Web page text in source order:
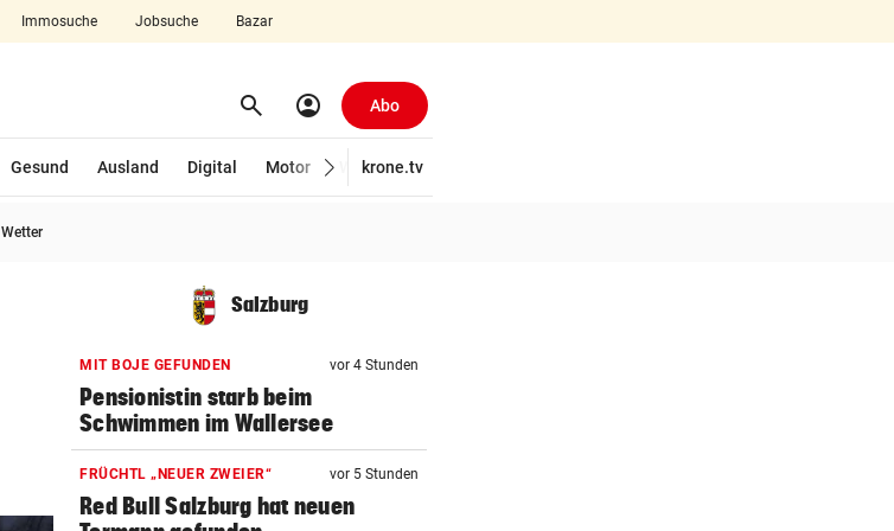
Immosuche Jobsuche Bazar
search Suchen
account_circle Abo
Gesund Ausland Digital Motor Wirtschaft
krone.tv
Wetter
Salzburg
MIT BOJE GEFUNDEN vor 4 Stunden
Pensionistin starb beim
Schwimmen im Wallersee
FRÜCHTL „NEUER ZWEIER“ vor 5 Stunden
Red Bull Salzburg hat neuen